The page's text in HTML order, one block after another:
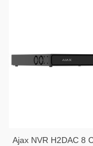
Ajax NVR H2DAC 8